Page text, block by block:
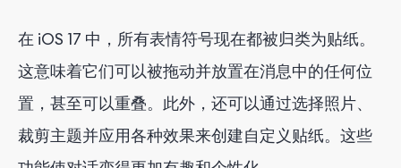
在 iOS 17 中，所有表情符号现在都被归类为贴纸。
这意味着它们可以被拖动并放置在消息中的任何位
置，甚至可以重叠。此外，还可以通过选择照片、
裁剪主题并应用各种效果来创建自定义贴纸。这些